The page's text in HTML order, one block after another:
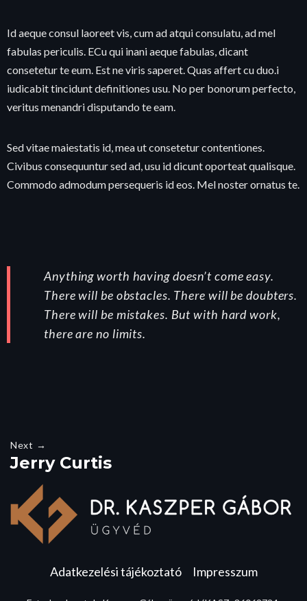
Id aeque consul laoreet vis, cum ad atqui consulatu, ad mel
fabulas periculis. ECu qui inani aeque fabulas, dicant
consetetur te eum. Est ne viris saperet. Quas affert cu duo.i
iudicabit tincidunt definitiones usu. No per bonorum perfecto,
veritus menandri disputando te eam.
Sed vitae maiestatis id, mea ut consetetur contentiones.
Civibus consequuntur sed ad, usu id dicunt oporteat qualisque.
Commodo admodum persequeris id eos. Mel noster ornatus te.
Anything worth having doesn’t come easy.
There will be obstacles. There will be doubters.
There will be mistakes. But with hard work,
there are no limits.
Next →
Jerry Curtis
Adatkezelési tájékoztató Impresszum